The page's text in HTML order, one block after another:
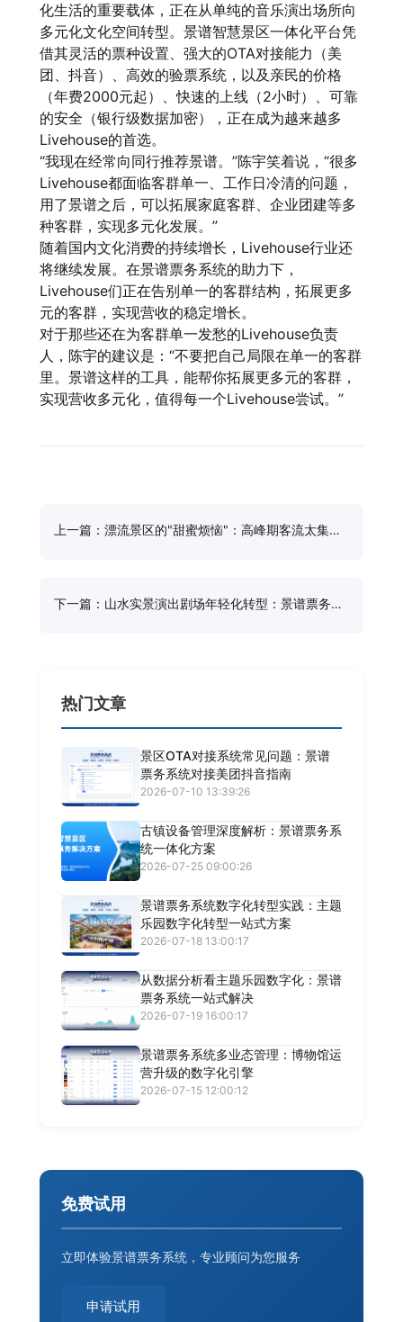
化生活的重要载体，正在从单纯的音乐演出场所向
多元化文化空间转型。景谱智慧景区一体化平台凭
借其灵活的票种设置、强大的OTA对接能力（美
团、抖音）、高效的验票系统，以及亲民的价格
（年费2000元起）、快速的上线（2小时）、可靠
的安全（银行级数据加密），正在成为越来越多
Livehouse的首选。
“我现在经常向同行推荐景谱。”陈宇笑着说，“很多
Livehouse都面临客群单一、工作日冷清的问题，
用了景谱之后，可以拓展家庭客群、企业团建等多
种客群，实现多元化发展。”
随着国内文化消费的持续增长，Livehouse行业还
将继续发展。在景谱票务系统的助力下，
Livehouse们正在告别单一的客群结构，拓展更多
元的客群，实现营收的稳定增长。
对于那些还在为客群单一发愁的Livehouse负责
人，陈宇的建议是：“不要把自己局限在单一的客群
里。景谱这样的工具，能帮你拓展更多元的客群，
实现营收多元化，值得每一个Livehouse尝试。”
上一篇：漂流景区的"甜蜜烦恼"：高峰期客流太集中
下一篇：山水实景演出剧场年轻化转型：景谱票务系
热门文章
景区OTA对接系统常见问题：景谱
票务系统对接美团抖音指南
2026-07-10 13:39:26
古镇设备管理深度解析：景谱票务系
统一体化方案
2026-07-25 09:00:26
景谱票务系统数字化转型实践：主题
乐园数字化转型一站式方案
2026-07-18 13:00:17
从数据分析看主题乐园数字化：景谱
票务系统一站式解决
2026-07-19 16:00:17
景谱票务系统多业态管理：博物馆运
营升级的数字化引擎
2026-07-15 12:00:12
免费试用
立即体验景谱票务系统，专业顾问为您服务
申请试用